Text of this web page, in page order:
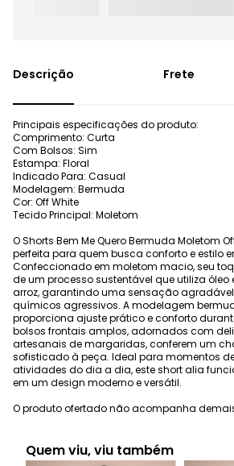
Frete
Principais especificações do produto:
Comprimento: Curta
Com Bolsos: Sim
Estampa: Floral
Indicado Para: Casual
Modelagem: Bermuda
Cor: Off White
Tecido Principal: Moletom
O Shorts Bem Me Quero Bermuda Moletom
perfeita para quem busca conforto e estilo
Confeccionado em moletom macio, seu
de um processo sustentável que utiliza
arroz, garantindo uma sensação
químicos agressivos. A modelagem
proporciona ajuste prático e conforto
bolsos frontais amplos, adornados com
artesanais de margaridas, conferem um
sofisticado à peça. Ideal para momentos
atividades do dia a dia, este short alia
em um design moderno e versátil.
O produto ofertado não acompanha
Quem viu, viu também